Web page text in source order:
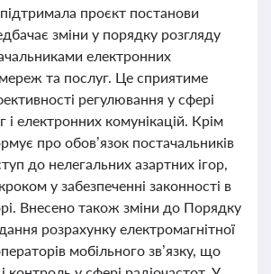
проєкт постанови
зміни у порядку розгляду
електронних
та послуг. Це сприятиме
регулювання у сфері
і електронних комунікацій. Крім
про обов’язок постачальників
до нелегальних азартних ігор,
у забезпеченні законності в
Внесено також зміни до Порядку
розрахунку електромагнітної
мобільного зв’язку, що